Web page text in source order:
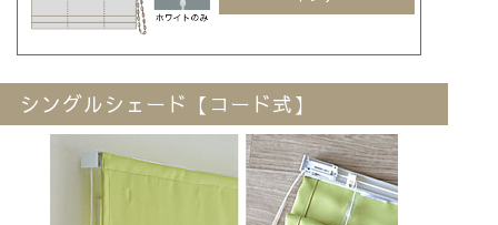
シングルシェード【コード式】